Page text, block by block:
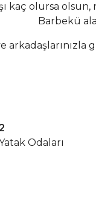
kaç olursa olsun,
Barbekü
arkadaşlarınızla
Odaları